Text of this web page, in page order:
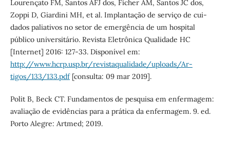
Lourençato FM, Santos AFJ dos, Ficher AM, Santos JC dos,
Zoppi D, Giardini MH, et al. Implantação de serviço de cui-
dados paliativos no setor de emergência de um hospital
público universitário. Revista Eletrônica Qualidade HC
[Internet] 2016: 127-33. Disponível em:
http://www.hcrp.usp.br/revistaqualidade/uploads/Ar-
tigos/133/133.pdf[consulta: 09 mar 2019].
Polit B, Beck CT. Fundamentos de pesquisa em enfermagem:
avaliação de evidências para a prática da enfermagem. 9. ed.
Porto Alegre: Artmed; 2019.